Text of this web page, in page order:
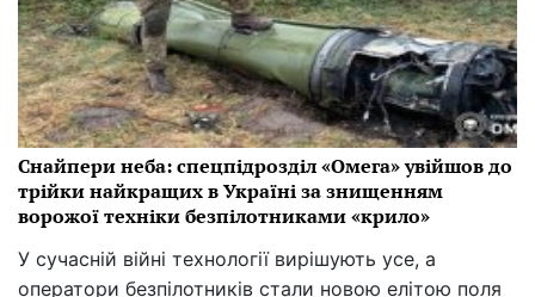
Снайпери неба: спецпідрозділ «Омега» увійшов до
трійки найкращих в Україні за знищенням
ворожої техніки безпілотниками «крило»
У сучасній війні технології вирішують усе, а
оператори безпілотників стали новою елітою поля